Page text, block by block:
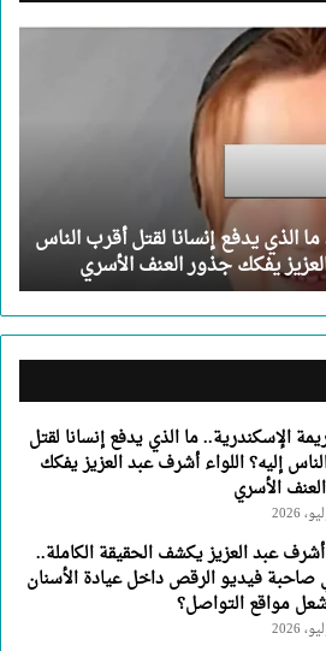
الذي يدفع إنسانا لقتل أقرب الناس
يفكك جذور العنف الأسري
الإسكندرية.. ما الذي يدفع إنسانا لقتل
إليه؟ اللواء أشرف عبد العزيز يفكك
الأسري
أشرف عبد العزيز يكشف الحقيقة الكاملة..
فيديو الرقص داخل عيادة الأسنان
مواقع التواصل؟